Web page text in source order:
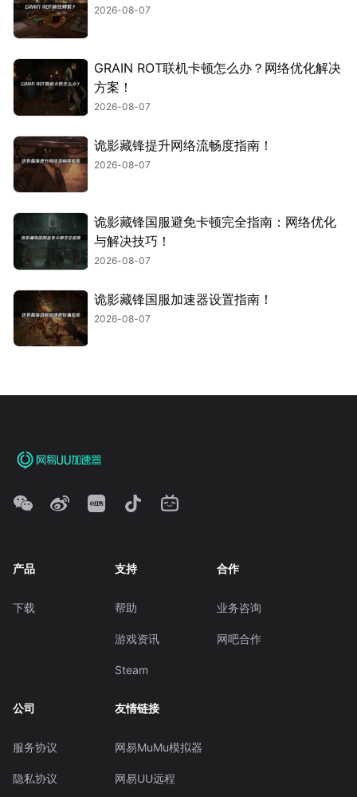
2026-08-07
GRAIN ROT联机卡顿怎么办？网络优化解决
方案！
2026-08-07
诡影藏锋提升网络流畅度指南！
2026-08-07
诡影藏锋国服避免卡顿完全指南：网络优化
与解决技巧！
2026-08-07
诡影藏锋国服加速器设置指南！
2026-08-07
产品
下载
支持
帮助
游戏资讯
Steam
合作
业务咨询
网吧合作
公司
服务协议
隐私协议
友情链接
网易MuMu模拟器
网易UU远程